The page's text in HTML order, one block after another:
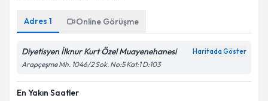
Adres 1 Online Görüşme
Diyetisyen İlknur Kurt Özel Muayenehanesi Haritada Göster
Arapçeşme Mh. 1046/2 Sok. No:5 Kat:1 D:103
En Yakın Saatler